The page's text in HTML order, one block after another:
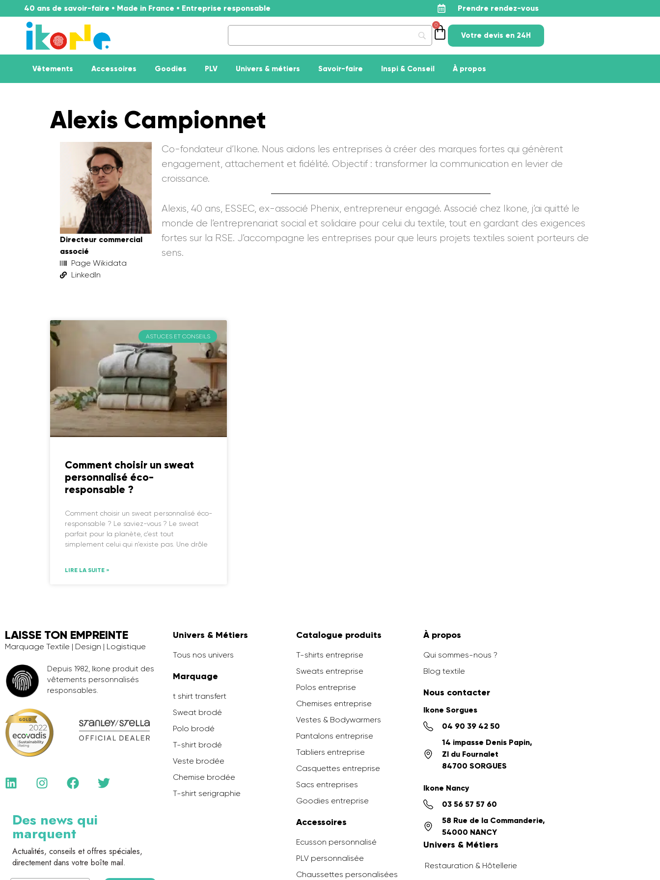
40 ans de savoir-faire • Made in France • Entreprise responsable Prendre rendez-vous
0
Votre devis en 24H
Vêtements Accessoires Goodies PLV Univers & métiers Savoir-faire Inspi & Conseil À propos
Alexis Campionnet
Directeur commercial
associé
Page Wikidata
LinkedIn
Co-fondateur d’Ikone. Nous aidons les entreprises à créer des marques fortes qui génèrent
engagement, attachement et fidélité. Objectif : transformer la communication en levier de
croissance.
Alexis, 40 ans, ESSEC, ex-associé Phenix, entrepreneur engagé. Associé chez Ikone, j’ai quitté le
monde de l’entreprenariat social et solidaire pour celui du textile, tout en gardant des exigences
fortes sur la RSE. J’accompagne les entreprises pour que leurs projets textiles soient porteurs de
sens.
ASTUCES ET CONSEILS
Comment choisir un sweat
personnalisé éco-
responsable ?
Comment choisir un sweat personnalisé éco-
responsable ? Le saviez-vous ? Le sweat
parfait pour la planète, c’est tout
simplement celui qui n’existe pas. Une drôle
LIRE LA SUITE »
LAISSE TON EMPREINTE
Marquage Textile | Design | Logistique
Depuis 1982, Ikone produit des
vêtements personnalisés
responsables.
Des news qui
marquent
Actualités, conseils et offres spéciales,
directement dans votre boîte mail.
Univers & Métiers
Tous nos univers
Marquage
t shirt transfert
Sweat brodé
Polo brodé
T-shirt brodé
Veste brodée
Chemise brodée
T-shirt serigraphie
Catalogue produits
T-shirts entreprise
Sweats entreprise
Polos entreprise
Chemises entreprise
Vestes & Bodywarmers
Pantalons entreprise
Tabliers entreprise
Casquettes entreprise
Sacs entreprises
Goodies entreprise
Accessoires
Ecusson personnalisé
PLV personnalisée
Chaussettes personalisées
À propos
Qui sommes-nous ?
Blog textile
Nous contacter
Ikone Sorgues
04 90 39 42 50
14 impasse Denis Papin,
ZI du Fournalet
84700 SORGUES
Ikone Nancy
03 56 57 57 60
58 Rue de la Commanderie,
54000 NANCY
Univers & Métiers
Restauration & Hôtellerie